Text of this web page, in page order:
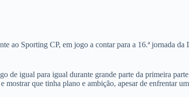
ao Sporting CP, em jogo a contar para a 16.ª jornada
de igual para igual durante grande parte da primeira
que tinha plano e ambição, apesar de enfrentar